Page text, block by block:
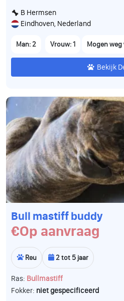
nest verlaten, zijn volledig
hebben een paspoort
B Hermsen
Eindhoven, Nederland
Man: 2 Vrouw: 1 Mogen
Bekijk
Bull mastiff buddy
€Op aanvraag
Reu 2 tot 5 jaar
Ras: Bullmastiff
Fokker: niet gespecificeerd